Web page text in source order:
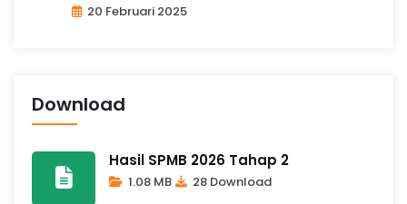
20 Februari 2025
Download
Hasil SPMB 2026 Tahap 2
1.08 MB 28 Download